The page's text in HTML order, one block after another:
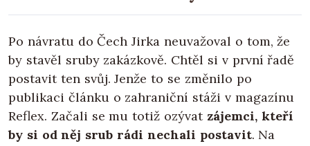
Po návratu do Čech Jirka neuvažoval o tom, že
by stavěl sruby zakázkově. Chtěl si v první řadě
postavit ten svůj. Jenže to se změnilo po
publikaci článku o zahraniční stáži v magazínu
Reflex. Začali se mu totiž ozývatzájemci, kteří
by si od něj srub rádi nechali postavit. Na